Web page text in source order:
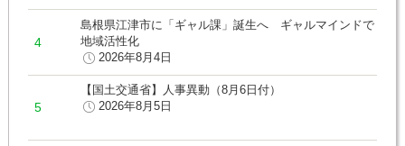
島根県江津市に「ギャル課」誕生へ ギャルマインドで
地域活性化
2026年8月4日
【国土交通省】人事異動（8月6日付）
2026年8月5日